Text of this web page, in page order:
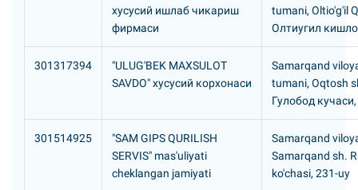
хусусий ишлаб чикариш
фирмаси
tumani, Oltio'g'il
Олтиугил
301317394
"ULUG'BEK MAXSULOT
SAVDO" хусусий корхонаси
Samarqand
tumani, Oqtosh
Гулобод
301514925
"SAM GIPS QURILISH
SERVIS" mas'uliyati
cheklangan jamiyati
Samarqand
Samarqand sh.
ko'chasi, 231-uy